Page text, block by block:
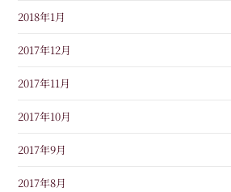
2018年1月
2017年12月
2017年11月
2017年10月
2017年9月
2017年8月